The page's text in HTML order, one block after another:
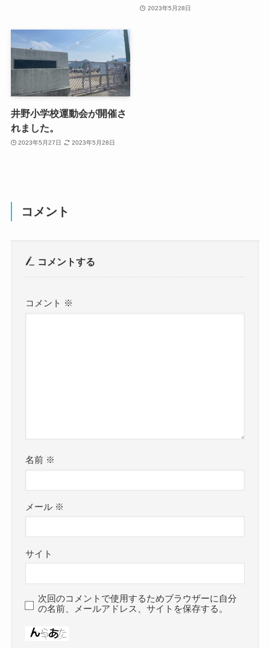
2023年5月28日
井野小学校運動会が開催さ
れました。
2023年5月27日 2023年5月28日
コメント
コメントする
コメント ※
名前 ※
メール ※
サイト
次回のコメントで使用するためブラウザーに自分
の名前、メールアドレス、サイトを保存する。